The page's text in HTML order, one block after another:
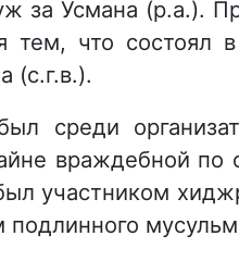
за Усмана (р.а.).
тем, что
(с.г.в.).
среди
враждебной
участником
подлинного